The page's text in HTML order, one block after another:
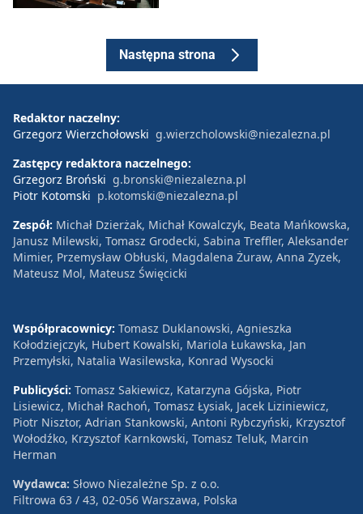
Następna strona
Redaktor naczelny:
Grzegorz Wierzchołowski g.wierzcholowski@niezalezna.pl
Zastępcy redaktora naczelnego:
Grzegorz Broński g.bronski@niezalezna.pl
Piotr Kotomski p.kotomski@niezalezna.pl
Zespół: Michał Dzierżak, Michał Kowalczyk, Beata Mańkowska,
Janusz Milewski, Tomasz Grodecki, Sabina Treffler, Aleksander
Mimier, Przemysław Obłuski, Magdalena Żuraw, Anna Zyzek,
Mateusz Mol, Mateusz Święcicki
Współpracownicy: Tomasz Duklanowski, Agnieszka
Kołodziejczyk, Hubert Kowalski, Mariola Łukawska, Jan
Przemyłski, Natalia Wasilewska, Konrad Wysocki
Publicyści: Tomasz Sakiewicz, Katarzyna Gójska, Piotr
Lisiewicz, Michał Rachoń, Tomasz Łysiak, Jacek Liziniewicz,
Piotr Nisztor, Adrian Stankowski, Antoni Rybczyński, Krzysztof
Wołodźko, Krzysztof Karnkowski, Tomasz Teluk, Marcin
Herman
Wydawca: Słowo Niezależne Sp. z o.o.
Filtrowa 63 / 43, 02-056 Warszawa, Polska